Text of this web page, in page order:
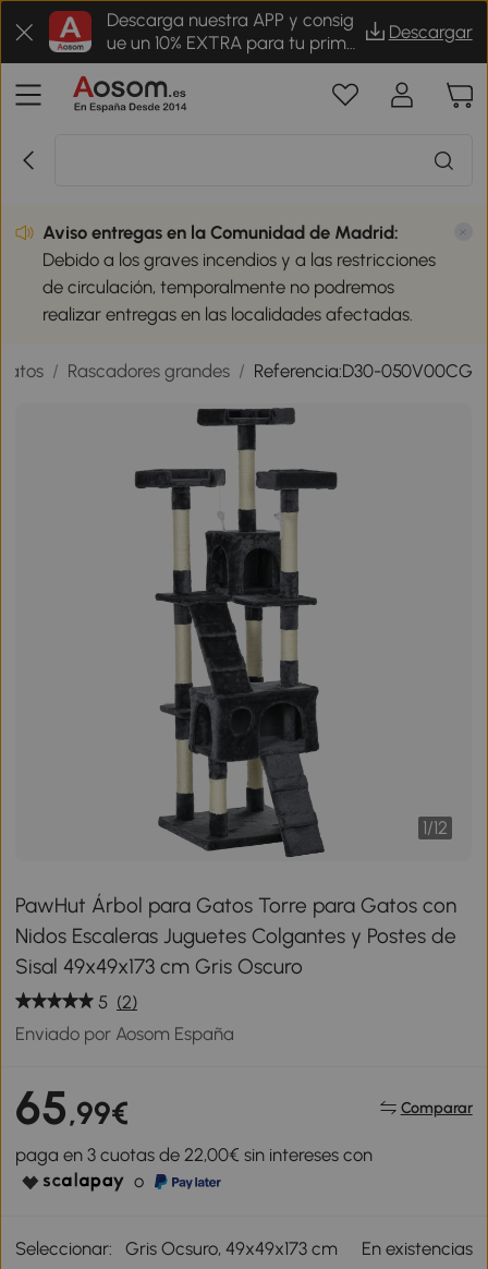
Descarga nuestra APP y consig
ue un 10% EXTRA para tu prime
r pedido
Descargar
Aviso entregas en la Comunidad de Madrid:
Debido a los graves incendios y a las restricciones
de circulación, temporalmente no podremos
realizar entregas en las localidades afectadas.
/ Rascadores grandes / Referencia:D30-050V00CG
1/12
PawHut Árbol para Gatos Torre para Gatos con
Nidos Escaleras Juguetes Colgantes y Postes de
Sisal 49x49x173 cm Gris Oscuro
5 (2)
Enviado por Aosom España
65,99€ Comparar
paga en 3 cuotas de 22,00€ sin intereses con
o
Seleccionar: Gris Ocsuro, 49x49x173 cm En existencias